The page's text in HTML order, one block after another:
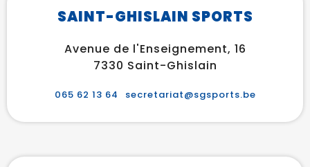
SAINT-GHISLAIN SPORTS
Avenue de l'Enseignement, 16
7330 Saint-Ghislain
065 62 13 64 secretariat@sgsports.be